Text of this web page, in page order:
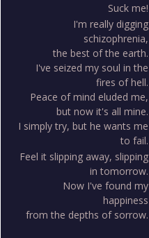
Suck me!
I'm really digging
schizophrenia,
the best of the earth.
I've seized my soul in the
fires of hell.
Peace of mind eluded me,
but now it's all mine.
I simply try, but he wants me
to fail.
Feel it slipping away, slipping
in tomorrow.
Now I've found my
happiness
from the depths of sorrow.